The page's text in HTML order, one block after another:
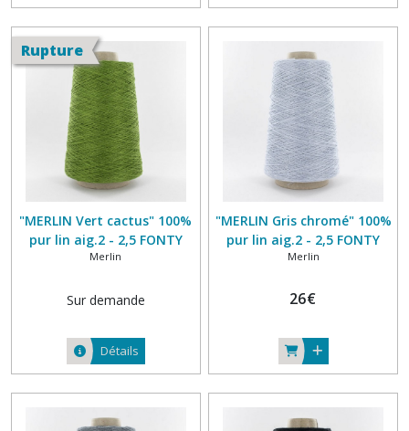
Rupture
"MERLIN Vert cactus" 100%
pur lin aig.2 - 2,5 FONTY
Merlin
Sur demande
Détails
"MERLIN Gris chromé" 100%
pur lin aig.2 - 2,5 FONTY
Merlin
26€